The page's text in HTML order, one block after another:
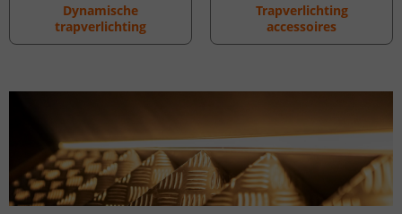
Dynamische
trapverlichting
Trapverlichting
accessoires